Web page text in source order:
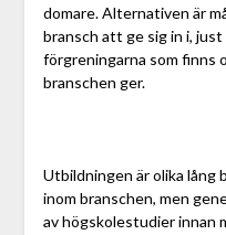
domare. Alternativen är
bransch att ge sig in i, just
förgreningarna som finns
branschen ger.
Utbildningen är olika lång
inom branschen, men
av högskolestudier innan